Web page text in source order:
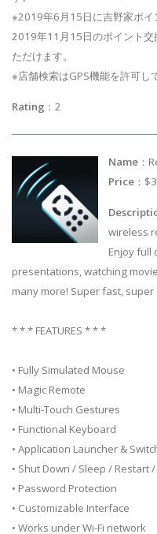
※2019年6月15日に吉野家ポイ
2019年11月15日のポイント交
ただけます。
※店舗検索はGPS機能を許可し
Rating ：2
Name
Price ：
wireless
Enjoy full
presentations, watching
many more! Super fast,
* * * FEATURES * * *
• Fully Simulated Mouse
• Magic Remote
• Multi-Touch Gestures
• Functional Keyboard
• Application Launcher &
• Shut Down / Sleep / Restart
• Password Protection
• Customizable Interface
• Works under Wi-Fi network